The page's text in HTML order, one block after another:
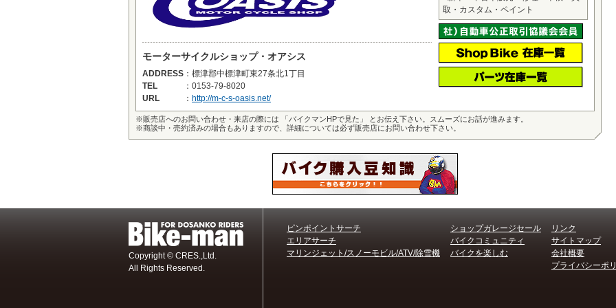
モーターサイクルショップ・オアシス
ADDRESS ： 標津郡中標津町東27条北1丁目
TEL
： 0153-79-8020
URL
： http://m-c-s-oasis.net/
取・カスタム・ペイント
※販売店へのお問い合わせ・来店の際には 「バイクマンHPで見た」 とお伝え下さい。スムーズにお話が進みます。
※商談中・売約済みの場合もありますので、詳細については必ず販売店にお問い合わせ下さい。
Copyright © CRES.,Ltd.
All Rights Reserved.
ピンポイントサーチ
エリアサーチ
マリンジェット/スノーモビル/ATV/除雪機
ショップガレージセール
バイクコミュニティ
バイクを楽しむ
リンク
サイトマップ
会社概要
プライバシーポ